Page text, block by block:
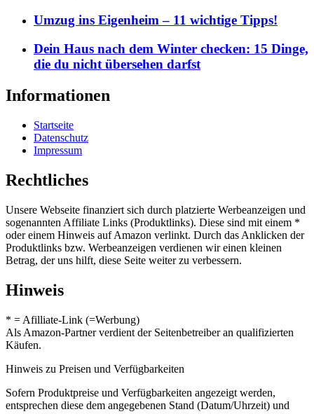
Umzug ins Eigenheim – 11 wichtige Tipps!
Dein Haus nach dem Winter checken: 15 Dinge,
die du nicht übersehen darfst
Informationen
Startseite
Datenschutz
Impressum
Rechtliches
Unsere Webseite finanziert sich durch platzierte Werbeanzeigen und
sogenannten Affiliate Links (Produktlinks). Diese sind mit einem *
oder einem Hinweis auf Amazon verlinkt. Durch das Anklicken der
Produktlinks bzw. Werbeanzeigen verdienen wir einen kleinen
Betrag, der uns hilft, diese Seite weiter zu verbessern.
Hinweis
* = Afilliate-Link (=Werbung)
Als Amazon-Partner verdient der Seitenbetreiber an qualifizierten
Käufen.
Hinweis zu Preisen und Verfügbarkeiten
Sofern Produktpreise und Verfügbarkeiten angezeigt werden,
entsprechen diese dem angegebenen Stand (Datum/Uhrzeit) und